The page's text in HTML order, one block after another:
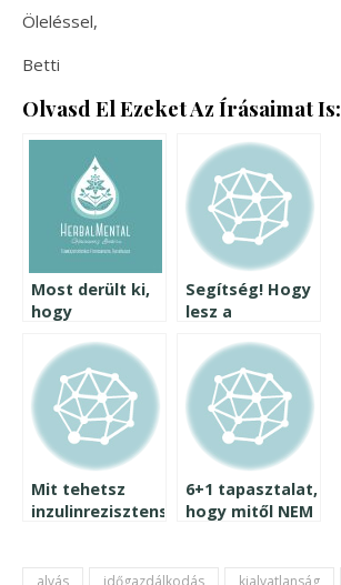
Öleléssel,
Betti
Olvasd El Ezeket Az Írásaimat Is:
Most derült ki,
hogy
vagy? Vizsgáld
meg a
szokásaidat!
Segítség! Hogy
lesz a
krémes?!
Mit tehetsz
inzulinrezisztensként
érdekében?
6+1 tapasztalat,
hogy mitől NEM
alvás időgazdálkodás kialvatlanság